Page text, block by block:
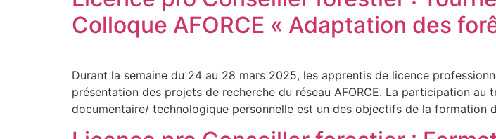
Colloque AFORCE « Adaptation des
Durant la semaine du 24 au 28 mars 2025, les apprentis de licence
présentation des projets de recherche du réseau AFORCE. La participation
documentaire/ technologique personnelle est un des objectifs de la formation